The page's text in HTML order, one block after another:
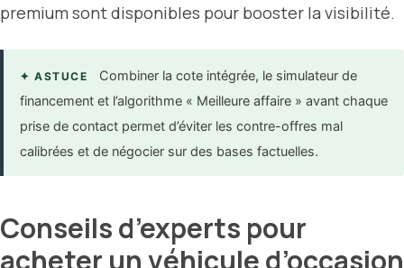
premium sont disponibles pour booster la visibilité.
✦ ASTUCE
Combiner la cote intégrée, le simulateur de
financement et l’algorithme « Meilleure affaire » avant chaque
prise de contact permet d’éviter les contre-offres mal
calibrées et de négocier sur des bases factuelles.
Conseils d’experts pour
acheter un véhicule d’occasion